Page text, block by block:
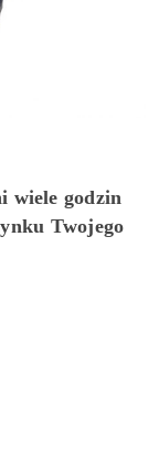
wiele godzin
Twojego